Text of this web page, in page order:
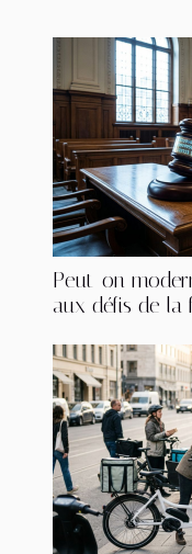
Peut-on
aux défis de la